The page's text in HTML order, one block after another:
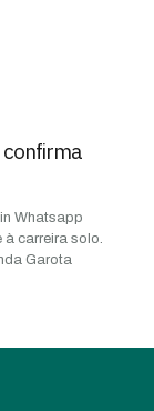
confirma
Whatsapp
carreira solo.
Garota